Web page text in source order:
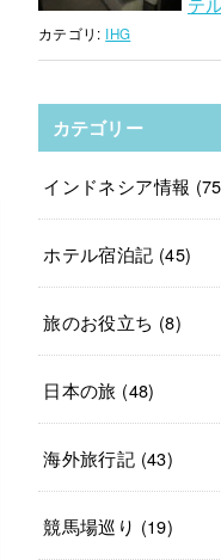
カテゴリ: IHG
カテゴリー
インドネシア情報
ホテル宿泊記 (45)
旅のお役立ち (8)
日本の旅 (48)
海外旅行記 (43)
競馬場巡り (19)